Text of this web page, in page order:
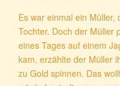
Es war einmal ein
Tochter. Doch der Müller
eines Tages auf einem
kam, erzählte der Müller
zu Gold spinnen. Das